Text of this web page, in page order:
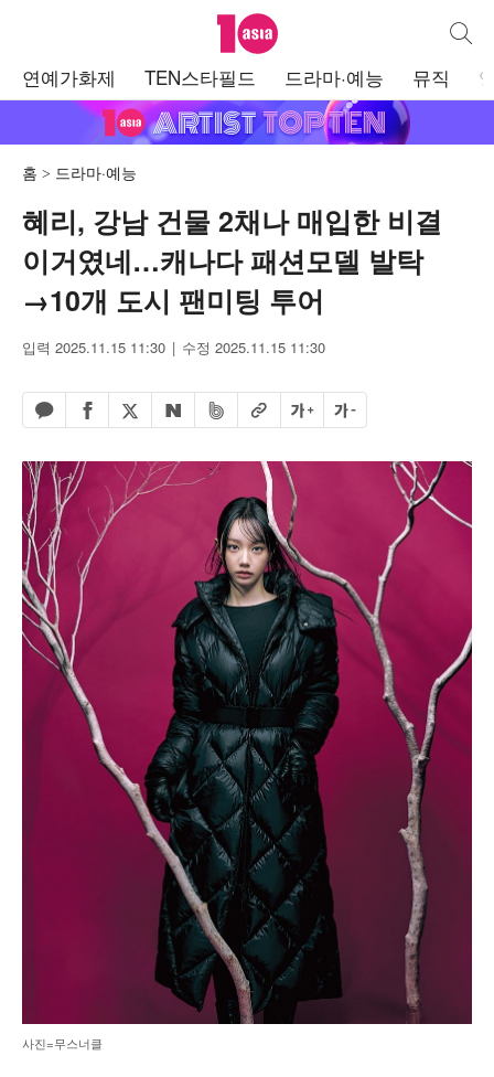
텐아시아 통합
연예가화제 TEN스타필드 드라마·예능 뮤직
홈 드라마·예능
혜리, 강남 건물 2채나 매입한 비결
이거였네…캐나다 패션모델 발탁
→10개 도시 팬미팅 투어
입력 2025.11.15 11:30 수정 2025.11.15 11:30
카카오톡 공유하기
페이스북 공유하기
엑스 공유하기
네이버 공유하기
밴드 공유하기
URL복사글자 크게글자 작게
사진=무스너클